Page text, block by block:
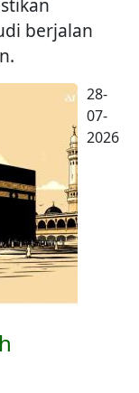
berjalan
28-
07-
2026